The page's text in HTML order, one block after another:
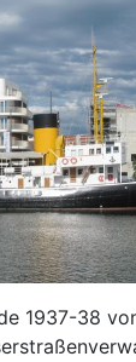
1937-38